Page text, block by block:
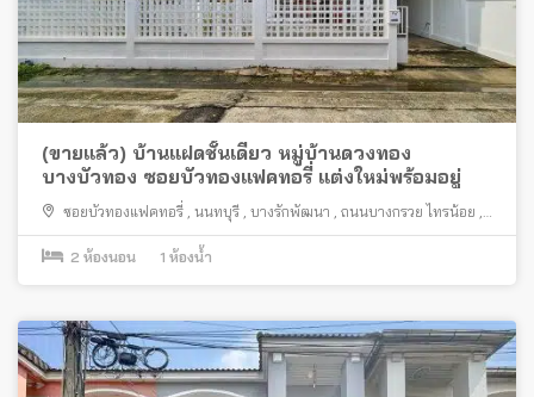
(ขายแล้ว) บ้านแฝดชั้นเดียว หมู่บ้านดวงทอง
บางบัวทอง ซอยบัวทองแฟคทอรี่ แต่งใหม่พร้อมอยู่
ซอยบัวทองแฟคทอรี่ , นนทบุรี , บางรักพัฒนา , ถนนบางกรวย ไทรน้อย ,
บางบัวทอง
2 ห้องนอน 1 ห้องน้ำ